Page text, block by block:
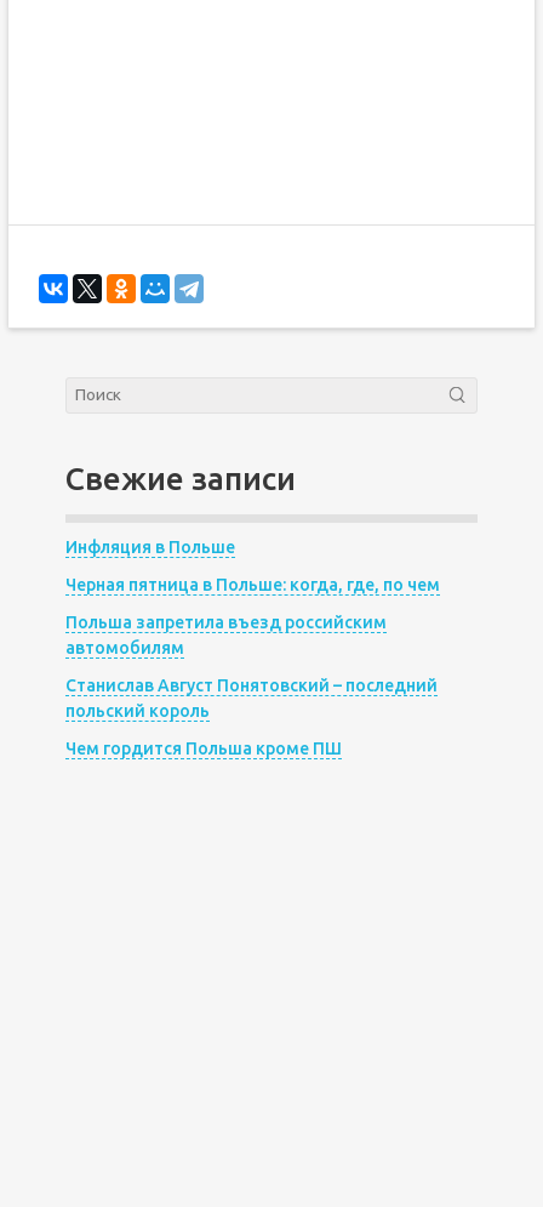
Свежие записи
Инфляция в Польше
Черная пятница в Польше: когда, где, по чем
Польша запретила въезд российским
автомобилям
Станислав Август Понятовский – последний
польский король
Чем гордится Польша кроме ПШ